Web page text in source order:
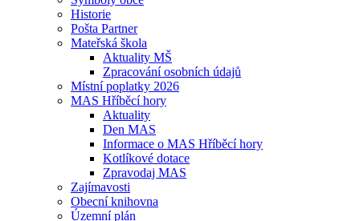
Historie
Pošta Partner
Mateřská škola
Aktuality MŠ
Zpracování osobních údajů
Místní poplatky 2026
MAS Hříběcí hory
Aktuality
Den MAS
Informace o MAS Hříběcí hory
Kotlíkové dotace
Zpravodaj MAS
Zajímavosti
Obecní knihovna
Územní plán